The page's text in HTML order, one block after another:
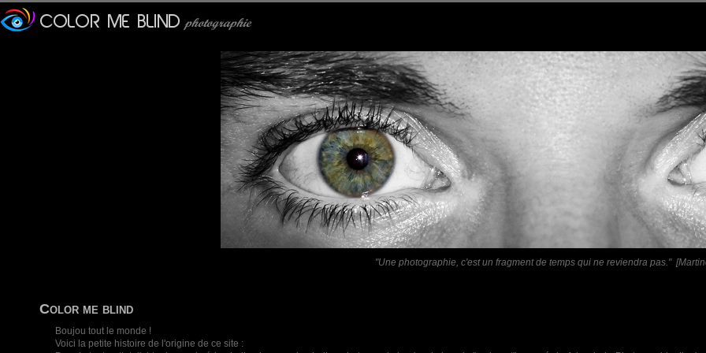
"Une photographie, c'est un fragment de temps qui ne reviendra pas."
Color me blind
Boujou tout le monde !
Voici la petite histoire de l'origine de ce site :